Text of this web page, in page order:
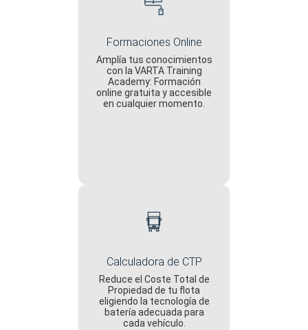
Formaciones Online
Amplía tus conocimientos
con la VARTA Training
Academy: Formación
online gratuita y accesible
en cualquier momento.
Calculadora de CTP
Reduce el Coste Total de
Propiedad de tu flota
eligiendo la tecnología de
batería adecuada para
cada vehículo.